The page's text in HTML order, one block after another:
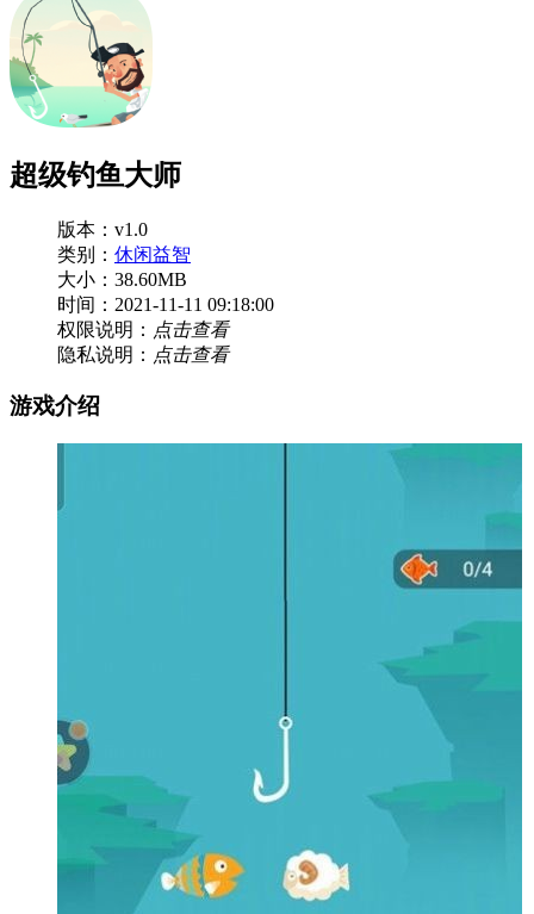
超级钓鱼大师
版本：v1.0
类别： 休闲益智
大小：38.60MB
时间：2021-11-11 09:18:00
权限说明： 点击查看
隐私说明： 点击查看
游戏介绍